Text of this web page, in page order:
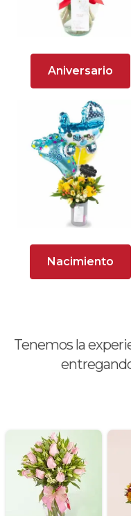
Aniversario
Nacimiento
Tenemos la
Arreglos
Arreglos
Arreglos
Arreglos
Arreglos
Ave
Flores y